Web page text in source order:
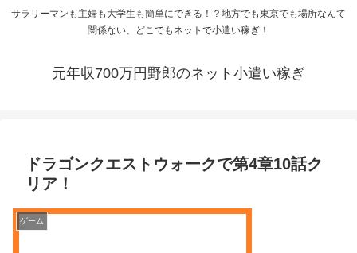
サラリーマンも主婦も大学生も簡単にできる！？地方でも東京でも場所なんて
関係ない、どこでもネットで小遣い稼ぎ！
元年収700万円野郎のネット小遣い稼ぎ
ドラゴンクエストウォークで第4章10話ク
リア！
ゲーム